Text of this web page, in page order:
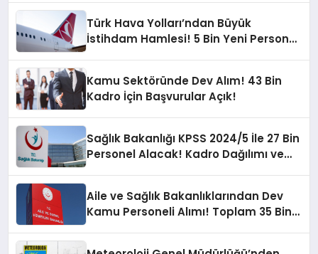
Türk Hava Yolları’ndan Büyük
İstihdam Hamlesi! 5 Bin Yeni Personel
Kamu Sektöründe Dev Alım! 43 Bin
Kadro İçin Başvurular Açık!
Sağlık Bakanlığı KPSS 2024/5 İle 27 Bin
Personel Alacak! Kadro Dağılımı ve
Aile ve Sağlık Bakanlıklarından Dev
Kamu Personeli Alımı! Toplam 35 Bin